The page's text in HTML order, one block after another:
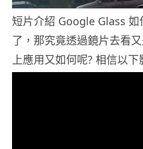
短片介紹 Google Glass
了，那究竟透過鏡片去看
上應用又如何呢? 相信以